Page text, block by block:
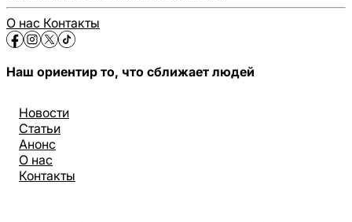
О нас Контакты
Наш ориентир то, что сближает людей
Новости
Статьи
Анонс
О нас
Контакты